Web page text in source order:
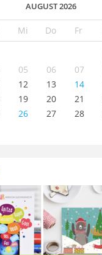
AUGUST 2026
Mi Do Fr
05 06 07
12 13 14
19 20 21
26 27 28